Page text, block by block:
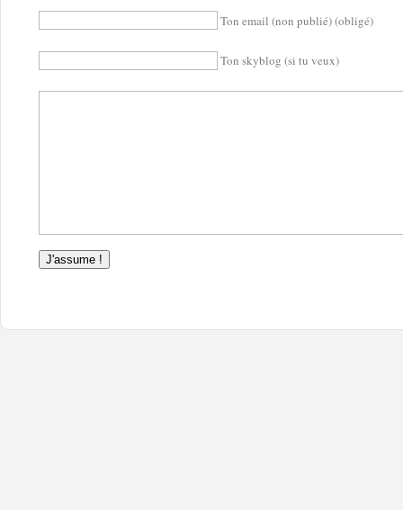
Ton email (non publié) (obligé)
Ton skyblog (si tu veux)